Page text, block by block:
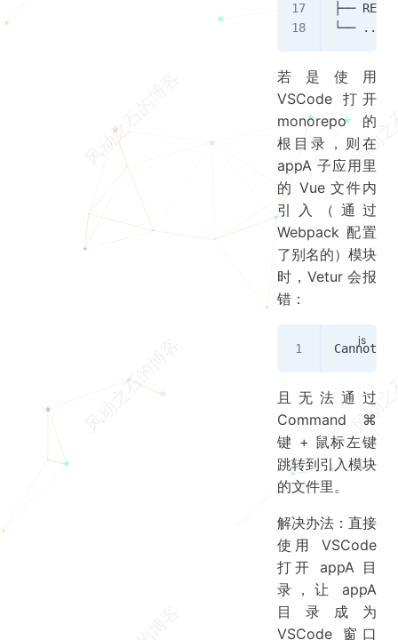
├──
└── ...
若是使用
VSCode 打开
monorepo 的
根目录，则在
appA 子应用里
的 Vue 文件内
引入（通过
Webpack 配置
了别名的）模块
时，Vetur 会报
错：
Cannot
且无法通过
Command ⌘
键 + 鼠标左键
跳转到引入模块
的文件里。
解决办法：直接
使用 VSCode
打开 appA 目
录，让 appA
目录成为
VSCode 窗口